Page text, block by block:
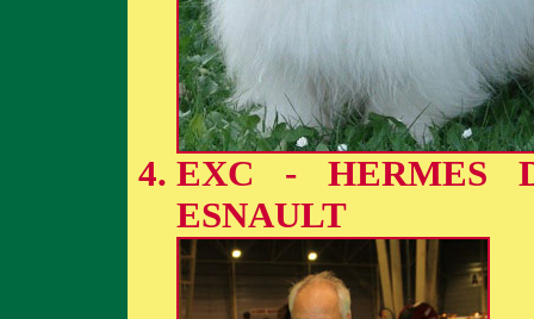
EXC - HERMES
ESNAULT